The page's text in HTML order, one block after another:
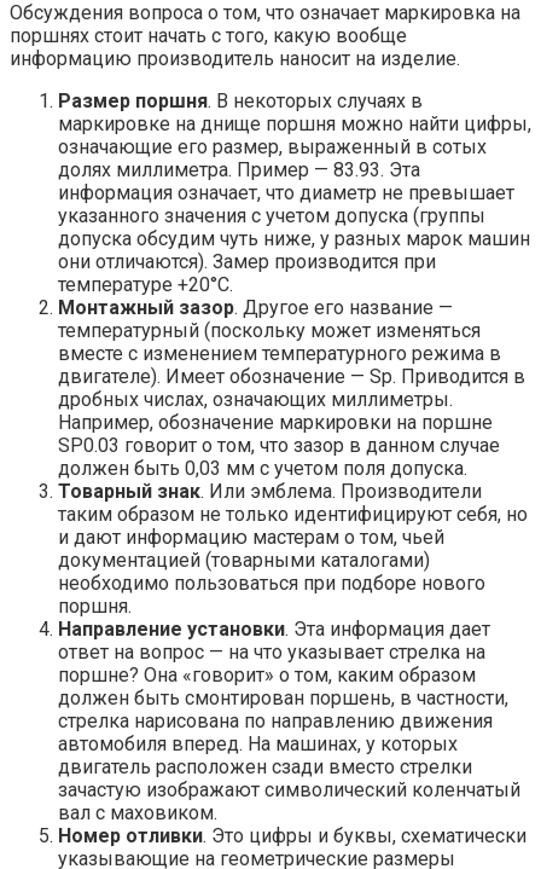
Обсуждения вопроса о том, что означает маркировка на
поршнях стоит начать с того, какую вообще
информацию производитель наносит на изделие.
Размер поршня. В некоторых случаях в
маркировке на днище поршня можно найти цифры,
означающие его размер, выраженный в сотых
долях миллиметра. Пример — 83.93. Эта
информация означает, что диаметр не превышает
указанного значения с учетом допуска (группы
допуска обсудим чуть ниже, у разных марок машин
они отличаются). Замер производится при
температуре +20°С.
Монтажный зазор. Другое его название —
температурный (поскольку может изменяться
вместе с изменением температурного режима в
двигателе). Имеет обозначение — Sp. Приводится в
дробных числах, означающих миллиметры.
Например, обозначение маркировки на поршне
SP0.03 говорит о том, что зазор в данном случае
должен быть 0,03 мм с учетом поля допуска.
Товарный знак. Или эмблема. Производители
таким образом не только идентифицируют себя, но
и дают информацию мастерам о том, чьей
документацией (товарными каталогами)
необходимо пользоваться при подборе нового
поршня.
Направление установки. Эта информация дает
ответ на вопрос — на что указывает стрелка на
поршне? Она «говорит» о том, каким образом
должен быть смонтирован поршень, в частности,
стрелка нарисована по направлению движения
автомобиля вперед. На машинах, у которых
двигатель расположен сзади вместо стрелки
зачастую изображают символический коленчатый
вал с маховиком.
Номер отливки. Это цифры и буквы, схематически
указывающие на геометрические размеры